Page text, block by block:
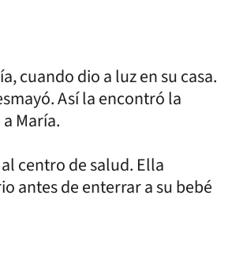
cuando dio a luz en su casa.
Así la encontró la
María.
centro de salud. Ella
antes de enterrar a su bebé